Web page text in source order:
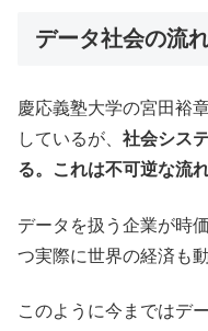
データ社会の流
慶応義塾大学の宮田裕
しているが、 社会シス
る。これは不可逆な流れ
データを扱う企業が時
つ実際に世界の経済も
このように今まではデ